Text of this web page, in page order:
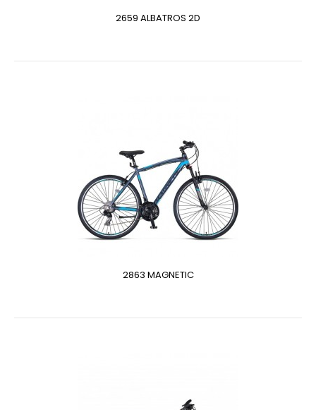
2659 ALBATROS 2D
2863 MAGNETIC